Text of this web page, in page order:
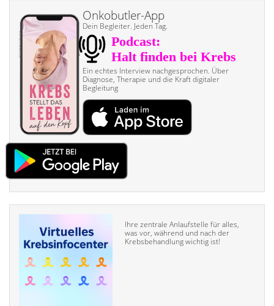
Onkobutler-App
Dein Begleiter. Jeden Tag.
Ein echtes Interview nach­gesprochen. Über
Diagnose, Therapie und die Kraft digitaler
Begleitung
Ihre zentrale Anlaufstelle für alles,
was vor, während und nach der
Krebsbehandlung wichtig ist!